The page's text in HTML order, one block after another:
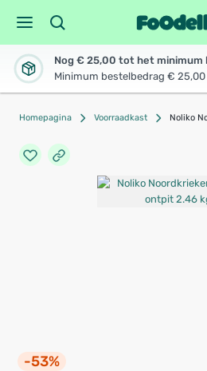
Nog € 25,00 tot het minimum
Minimum bestelbedrag € 25,00
Homepagina Voorraadkast Noliko
-53%